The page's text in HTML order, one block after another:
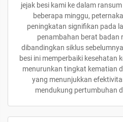
jejak besi kami ke dalam
beberapa minggu,
peningkatan signifikan pada
penambahan berat badan
dibandingkan siklus
besi ini memperbaiki kesehatan
menurunkan tingkat kematian
yang menunjukkan
mendukung pertumbuhan